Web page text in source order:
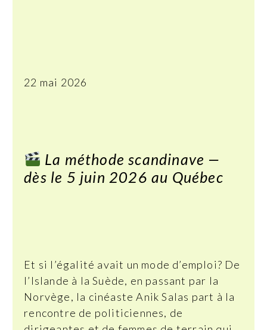
22 mai 2026
La méthode scandinave —
dès le 5 juin 2026 au Québec
Et si l’égalité avait un mode d’emploi? De
l’Islande à la Suède, en passant par la
Norvège, la cinéaste Anik Salas part à la
rencontre de politiciennes, de